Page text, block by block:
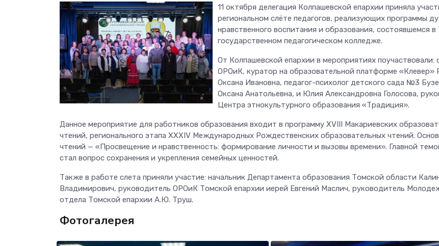
11 октября делегация Колпашевской епархии приняла
региональном слёте педагогов, реализующих программы
нравственного воспитания и образования, состоявшемся
государственном педагогическом колледже.
От Колпашевской епархии в мероприятиях поучаствовали:
ОРОиК, куратор на образовательной платформе «Клевер»
Оксана Ивановна, педагог-психолог детского сада №3
Оксана Анатольевна, и Юлия Александровна Голосова,
Центра этнокультурного образования «Традиция».
Данное мероприятие для работников образования входит в программу XVIII Макариевских
чтений, регионального этапа XXXIV Международных Рождественских образовательных чтений.
чтений — «Просвещение и нравственность: формирование личности и вызовы времени». Главной
стал вопрос сохранения и укрепления семейных ценностей.
Также в работе слета приняли участие: начальник Департамента образования Томской области
Владимирович, руководитель ОРОиК Томской епархии иерей Евгений Маслич, руководитель
отдела Томской епархии А.Ю. Труш.
Фотогалерея